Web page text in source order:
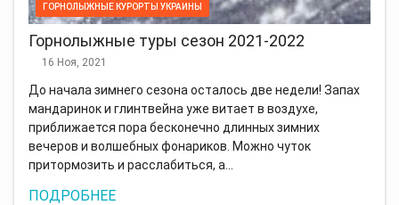
ГОРНОЛЫЖНЫЕ КУРОРТЫ УКРАИНЫ
Горнолыжные туры сезон 2021-2022
16 Ноя, 2021
До начала зимнего сезона осталось две недели! Запах
мандаринок и глинтвейна уже витает в воздухе,
приближается пора бесконечно длинных зимних
вечеров и волшебных фонариков. Можно чуток
притормозить и расслабиться, а…
ПОДРОБНЕЕ